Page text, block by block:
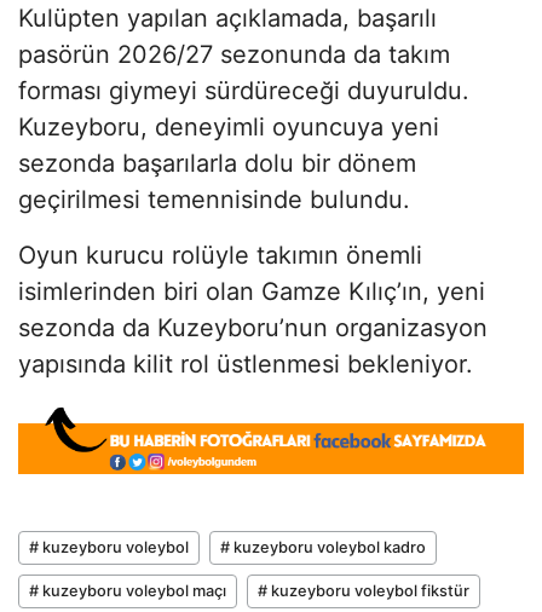
Kulüpten yapılan açıklamada, başarılı
pasörün 2026/27 sezonunda da takım
forması giymeyi sürdüreceği duyuruldu.
Kuzeyboru, deneyimli oyuncuya yeni
sezonda başarılarla dolu bir dönem
geçirilmesi temennisinde bulundu.
Oyun kurucu rolüyle takımın önemli
isimlerinden biri olan Gamze Kılıç’ın, yeni
sezonda da Kuzeyboru’nun organizasyon
yapısında kilit rol üstlenmesi bekleniyor.
# kuzeyboru voleybol # kuzeyboru voleybol kadro
# kuzeyboru voleybol maçı # kuzeyboru voleybol fikstür